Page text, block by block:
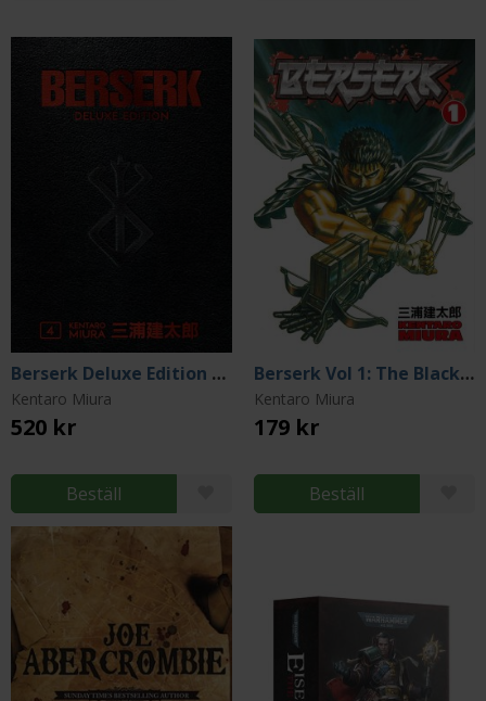
Berserk Deluxe Edition Vol 4
Kentaro Miura
520 kr
Beställ
Berserk Vol 1: The Black Swordsman
Kentaro Miura
179 kr
Beställ